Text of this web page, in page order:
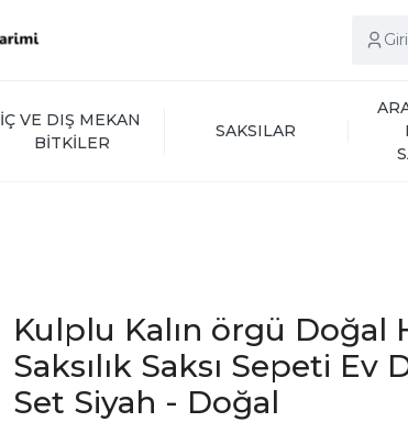
İÇ VE DIŞ MEKAN
BİTKİLER
SAKSILAR
Kulplu Kalın örgü Doğal
Saksılık Saksı Sepeti Ev
Set Siyah - Doğal